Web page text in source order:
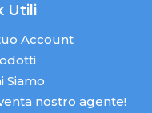
Utili
Account
Siamo
nostro agente!